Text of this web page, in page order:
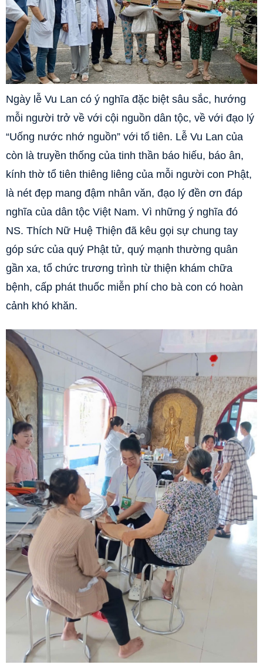
Ngày lễ Vu Lan có ý nghĩa đặc biệt sâu sắc, hướng
mỗi người trở về với cội nguồn dân tộc, về với đạo lý
“Uống nước nhớ nguồn” với tổ tiên. Lễ Vu Lan của
còn là truyền thống của tinh thần báo hiếu, báo ân,
kính thờ tổ tiên thiêng liêng của mỗi người con Phật,
là nét đẹp mang đậm nhân văn, đạo lý đền ơn đáp
nghĩa của dân tộc Việt Nam. Vì những ý nghĩa đó
NS. Thích Nữ Huệ Thiện đã kêu gọi sự chung tay
góp sức của quý Phật tử, quý mạnh thường quân
gần xa, tổ chức trương trình từ thiện khám chữa
bệnh, cấp phát thuốc miễn phí cho bà con có hoàn
cảnh khó khăn.